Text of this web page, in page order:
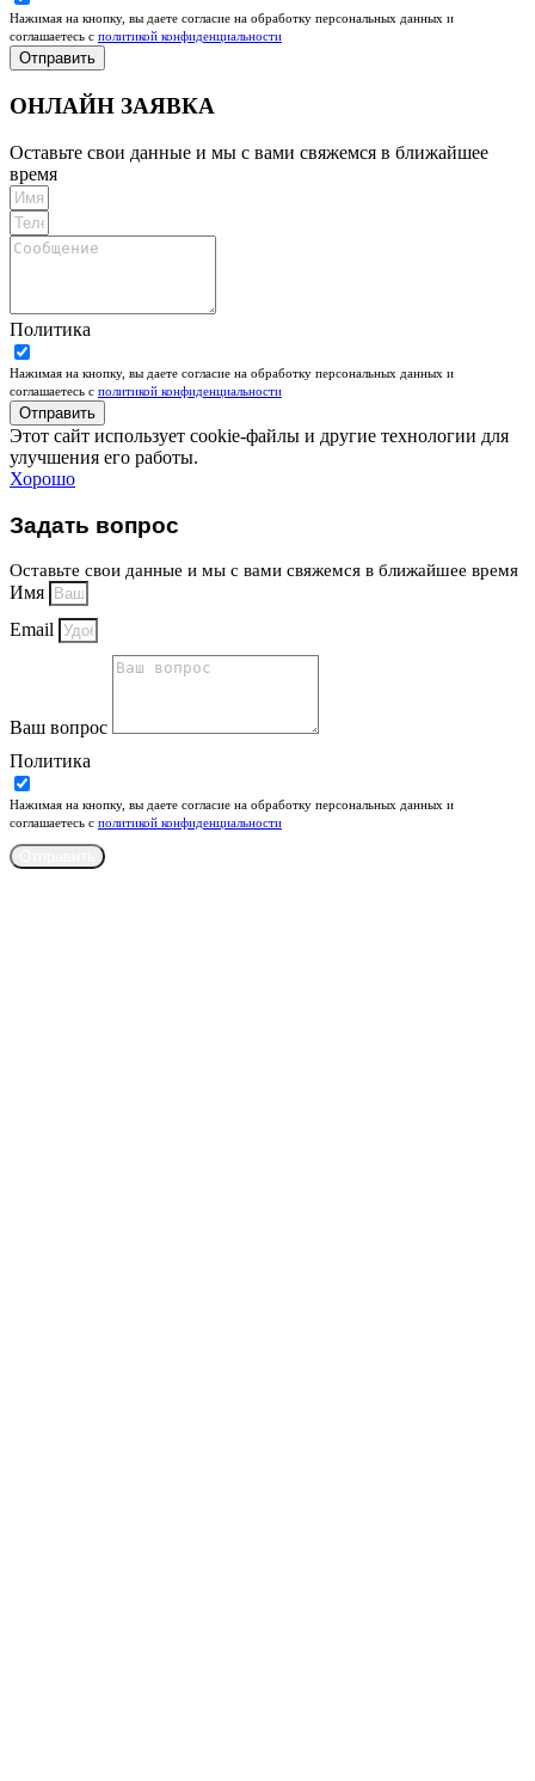
Нажимая на кнопку, вы даете согласие на обработку персональных данных и
соглашаетесь c политикой конфиденциальности
Отправить
ОНЛАЙН ЗАЯВКА
Оставьте свои данные и мы с вами свяжемся в ближайшее
время
Политика
Нажимая на кнопку, вы даете согласие на обработку персональных данных и
соглашаетесь c политикой конфиденциальности
Отправить
Этот сайт использует cookie-файлы и другие технологии для
улучшения его работы.
Хорошо
Задать вопрос
Оставьте свои данные и мы с вами свяжемся в ближайшее время
Имя
Email
Ваш вопрос
Политика
Нажимая на кнопку, вы даете согласие на обработку персональных данных и
соглашаетесь c политикой конфиденциальности